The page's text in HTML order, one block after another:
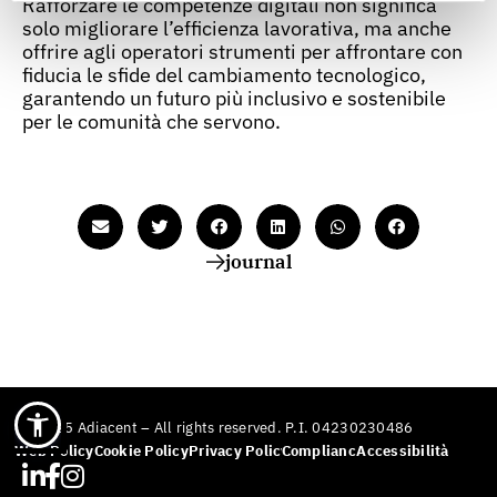
solo migliorare l’efficienza lavorativa, ma anche
offrire agli operatori strumenti per affrontare con
fiducia le sfide del cambiamento tecnologico,
garantendo un futuro più inclusivo e sostenibile
per le comunità che servono.
journal
© 2025 Adiacent – All rights reserved. P.I. 04230230486
Web PolicyCookie PolicyPrivacy PolicyComplianceAccessibilità